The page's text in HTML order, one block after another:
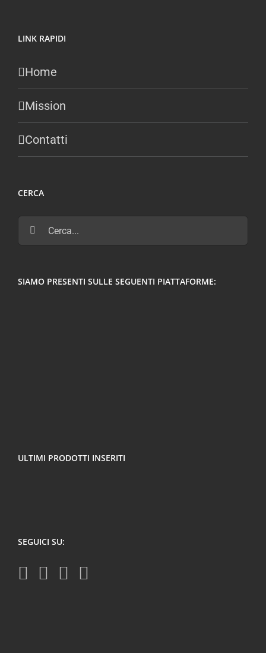
LINK RAPIDI
Home
Mission
Contatti
CERCA
Cerca
per:
SIAMO PRESENTI SULLE SEGUENTI PIATTAFORME:
ULTIMI PRODOTTI INSERITI
SEGUICI SU: